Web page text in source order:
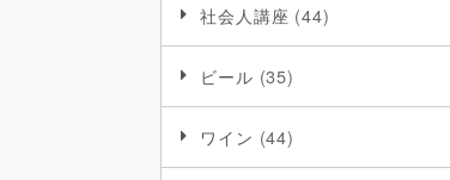
社会人講座 (44)
ビール (35)
ワイン (44)